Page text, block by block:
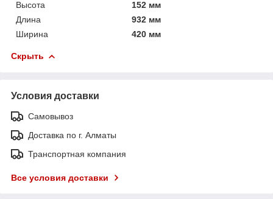
Высота
152 мм
Длина
932 мм
Ширина
420 мм
Скрыть
Условия доставки
Самовывоз
Доставка по г. Алматы
Транспортная компания
Все условия доставки